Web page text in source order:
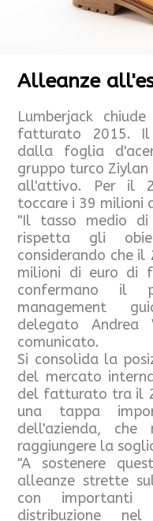
Alleanze
Lumberjack
fatturato 2015.
dalla foglia
gruppo turco Ziylan
all'attivo. Per il
toccare i 39 milioni
"Il tasso medio
rispetta gli
considerando che il
milioni di euro di
confermano il
management
delegato Andrea
comunicato.
Si consolida la
del mercato
del fatturato tra il
una tappa
dell'azienda,
raggiungere la
"A sostenere
alleanze strette
con
distribuzione